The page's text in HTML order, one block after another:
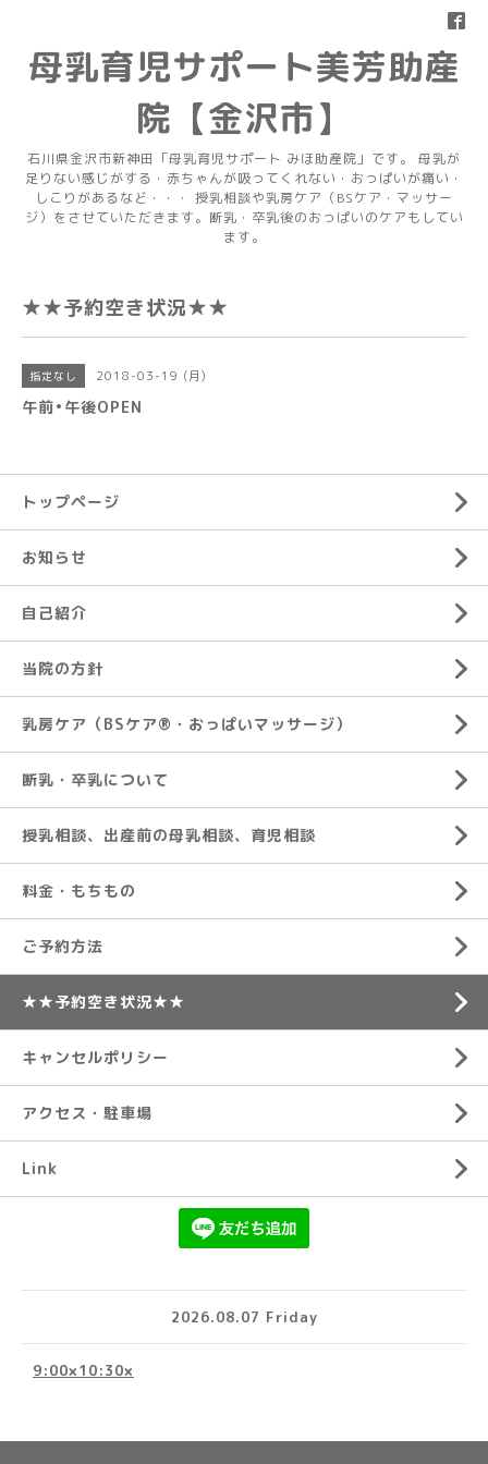
母乳育児サポート美芳助産
院【金沢市】
石川県金沢市新神田「母乳育児サポート みほ助産院」です。 母乳が
足りない感じがする・赤ちゃんが吸ってくれない・おっぱいが痛い・
しこりがあるなど・・・ 授乳相談や乳房ケア（BSケア・マッサー
ジ）をさせていただきます。断乳・卒乳後のおっぱいのケアもしてい
ます。
★★予約空き状況★★
指定なし 2018-03-19 (月)
午前•午後OPEN
トップページ
お知らせ
自己紹介
当院の方針
乳房ケア（BSケア®︎・おっぱいマッサージ）
断乳・卒乳について
授乳相談、出産前の母乳相談、育児相談
料金・もちもの
ご予約方法
★★予約空き状況★★
キャンセルポリシー
アクセス・駐車場
Link
2026.08.07 Friday
9:00×10:30×